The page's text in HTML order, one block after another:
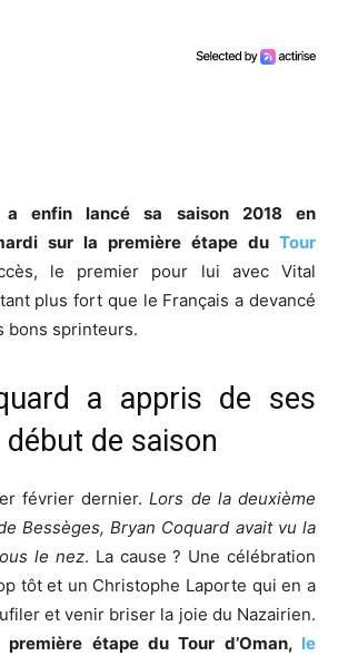
a enfin lancé sa saison 2018 en
sur la première étape du Tour
le premier pour lui avec Vital
plus fort que le Français a devancé
bons sprinteurs.
a appris de ses
de saison
février dernier.Lors de la deuxième
Bessèges, Bryan Coquard avait vu la
le nez. La cause ? Une célébration
tôt et un Christophe Laporte qui en a
et venir briser la joie du Nazairien.
étape du Tour d’Oman, le